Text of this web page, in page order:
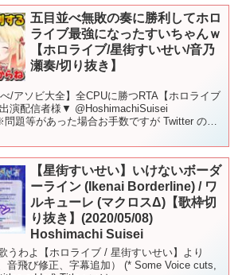
五目並べ無敗の奏に勝利してホロ
ライブ最強になったすいちゃんｗ
【ホロライブ/星街すいせい/音乃
瀬奏/切り抜き】
/アソビ大全】全CPUに勝つRTA【ホロライブ
演配信者様▼ @HoshimachiSuisei
題等があった場合お手数ですが Twitter の
【星街すいせい】いけないボーダ
ーライン (Ikenai Borderline) / ワ
ルキューレ (マクロスΔ)【歌枠切
り抜き】(2020/05/08)
Hoshimachi Suisei
うわよ【ホロライブ / 星街すいせい】より
音飛び修正、字幕追加） (* Some Voice cuts,